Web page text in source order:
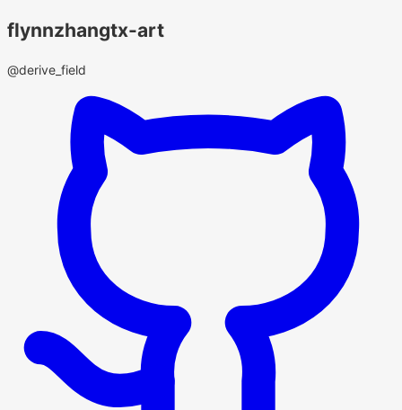
flynnzhangtx-art
@derive_field